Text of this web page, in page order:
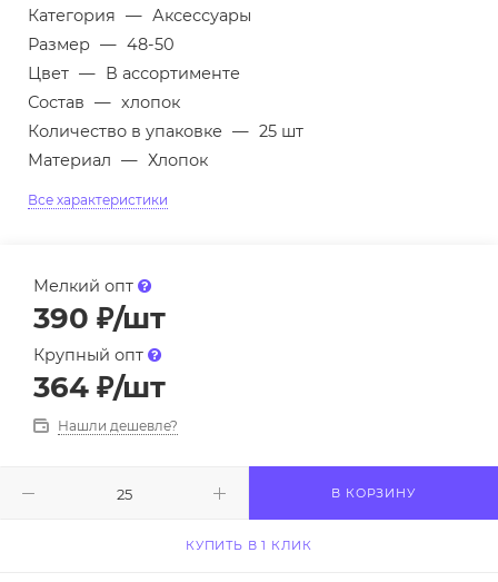
Категория — Аксессуары
Размер — 48-50
Цвет — В ассортименте
Состав — хлопок
Количество в упаковке — 25 шт
Материал — Хлопок
Все характеристики
Мелкий опт
390 ₽/шт
Крупный опт
364 ₽/шт
Нашли дешевле?
В КОРЗИНУ
КУПИТЬ В 1 КЛИК